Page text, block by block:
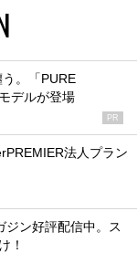
う。「PURE
デルが登場
PR
法人プラン
ジン好評配信中。ス
！